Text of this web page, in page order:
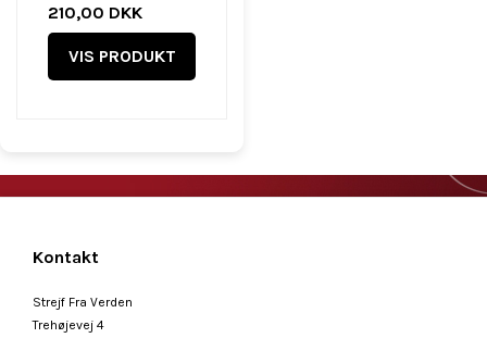
210,00 DKK
VIS PRODUKT
Kontakt
Strejf Fra Verden
Trehøjevej 4